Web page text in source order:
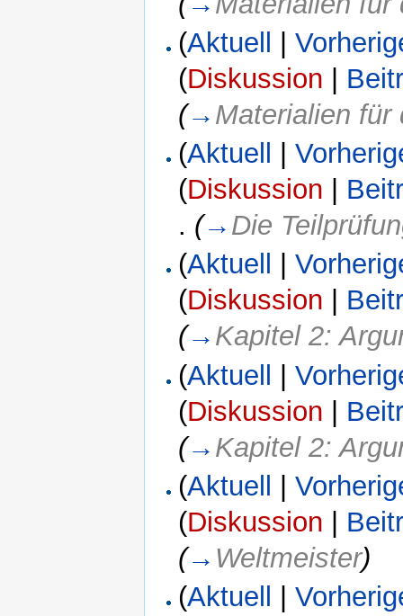
(Aktuell |
(Diskussion
(→ Materialien für
(Aktuell |
(Diskussion
. (→ Die
(Aktuell |
(Diskussion
(→ Kapitel 2:
(Aktuell |
(Diskussion |
(→ Kapitel 2:
(Aktuell |
(Diskussion
(→ Weltmeister)
(Aktuell |